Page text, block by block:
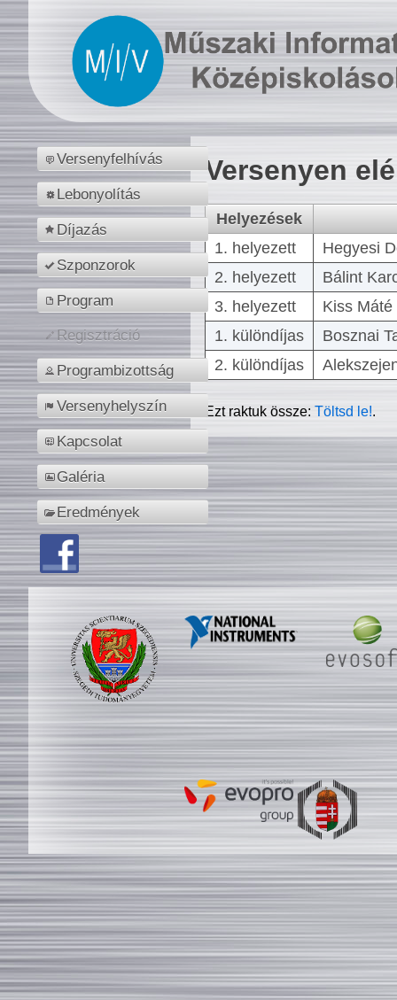
Versenyfelhívás
Lebonyolítás
Díjazás
Szponzorok
Program
Regisztráció
Programbizottság
Versenyhelyszín
Kapcsolat
Galéria
Eredmények
Versenyen
Helyezések
1. helyezett
Hegyesi
2. helyezett
Bálint
3. helyezett
Kiss
1. különdíjas
Bosznai
2. különdíjas
Ezt raktuk össze:Töltsd le!.